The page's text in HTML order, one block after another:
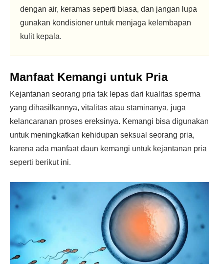
dengan air, keramas seperti biasa, dan jangan lupa
gunakan kondisioner untuk menjaga kelembapan
kulit kepala.
Manfaat Kemangi untuk Pria
Kejantanan seorang pria tak lepas dari kualitas sperma
yang dihasilkannya, vitalitas atau staminanya, juga
kelancaranan proses ereksinya. Kemangi bisa digunakan
untuk meningkatkan kehidupan seksual seorang pria,
karena ada manfaat daun kemangi untuk kejantanan pria
seperti berikut ini.